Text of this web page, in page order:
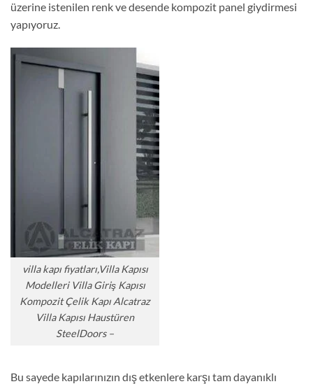
üzerine istenilen renk ve desende kompozit panel giydirmesi
yapıyoruz.
villa kapı fiyatları,Villa Kapısı
Modelleri Villa Giriş Kapısı
Kompozit Çelik Kapı Alcatraz
Villa Kapısı Haustüren
SteelDoors –
Bu sayede kapılarınızın dış etkenlere karşı tam dayanıklı